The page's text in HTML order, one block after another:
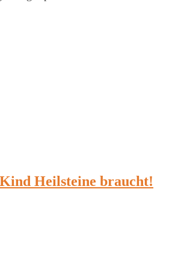
Heilsteine braucht!